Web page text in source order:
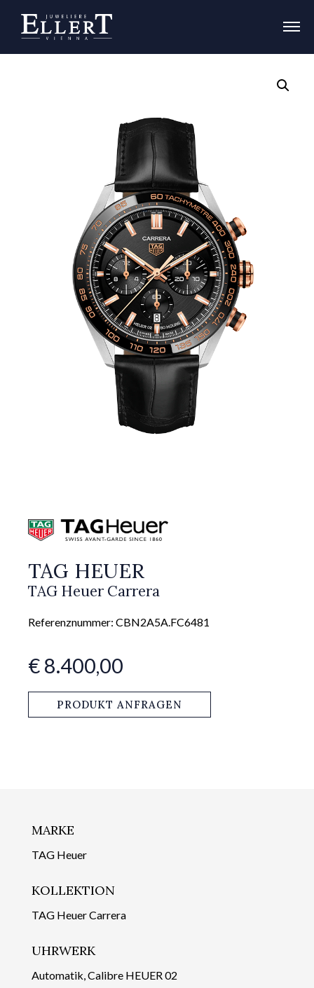
TAG HEUER
TAG Heuer Carrera
Referenznummer: CBN2A5A.FC6481
€ 8.400,00
PRODUKT ANFRAGEN
MARKE
TAG Heuer
KOLLEKTION
TAG Heuer Carrera
UHRWERK
Automatik, Calibre HEUER 02